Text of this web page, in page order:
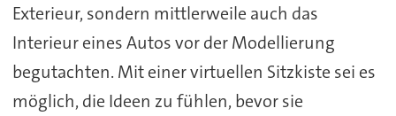
Exterieur, sondern mittlerweile auch das
Interieur eines Autos vor der Modellierung
begutachten. Mit einer virtuellen Sitzkiste sei es
möglich, die Ideen zu fühlen, bevor sie